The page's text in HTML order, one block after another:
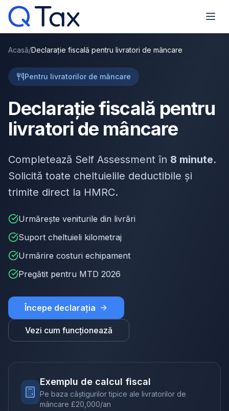
Acasă/Declarație fiscală pentru livratori de mâncare
Pentru livratorilor de mâncare
Declarație fiscală pentru
livratori de mâncare
Completează Self Assessment în 8 minute.
Solicită toate cheltuielile deductibile și
trimite direct la HMRC.
Urmărește veniturile din livrări
Suport cheltuieli kilometraj
Urmărire costuri echipament
Pregătit pentru MTD 2026
Începe declarația
Vezi cum funcționează
Exemplu de calcul fiscal
Pe baza câștigurilor tipice ale livratorilor de
mâncare £20,000/an